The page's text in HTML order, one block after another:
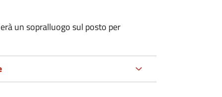
un sopralluogo sul posto per